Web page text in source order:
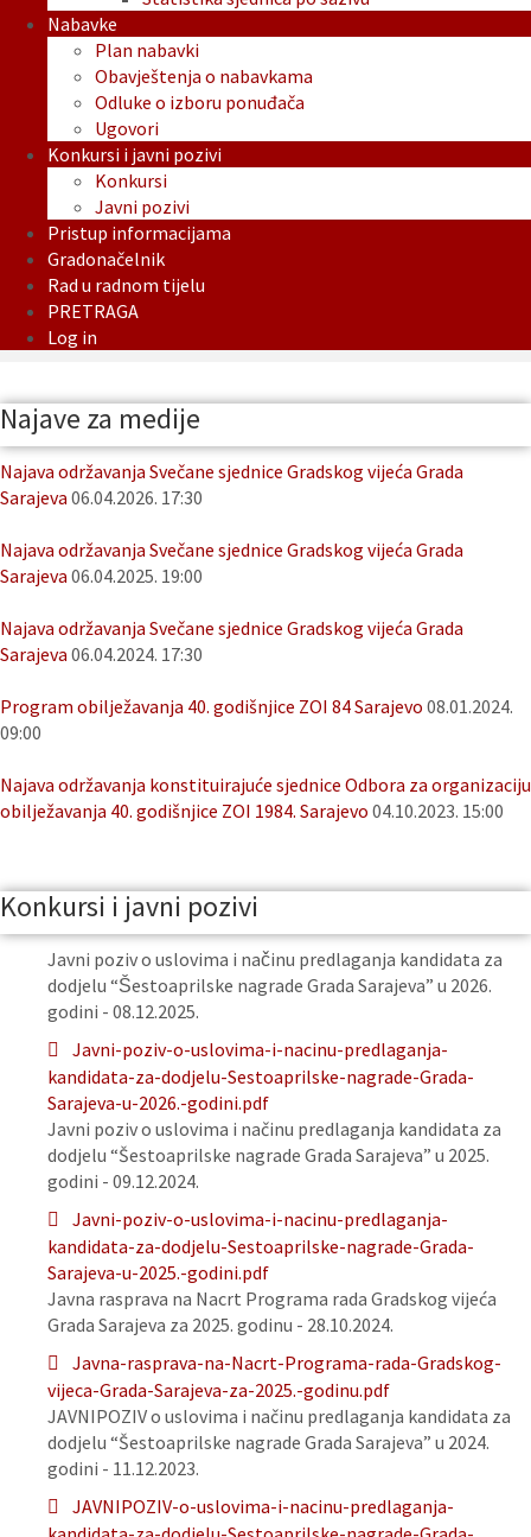
Nabavke
Plan nabavki
Obavještenja o nabavkama
Odluke o izboru ponuđača
Ugovori
Konkursi i javni pozivi
Konkursi
Javni pozivi
Pristup informacijama
Gradonačelnik
Rad u radnom tijelu
PRETRAGA
Log in
Najave za medije
Najava održavanja Svečane sjednice Gradskog vijeća Grada
Sarajeva 06.04.2026. 17:30
Najava održavanja Svečane sjednice Gradskog vijeća Grada
Sarajeva 06.04.2025. 19:00
Najava održavanja Svečane sjednice Gradskog vijeća Grada
Sarajeva 06.04.2024. 17:30
Program obilježavanja 40. godišnjice ZOI 84 Sarajevo 08.01.2024.
09:00
Najava održavanja konstituirajuće sjednice Odbora za organizaciju
obilježavanja 40. godišnjice ZOI 1984. Sarajevo 04.10.2023. 15:00
Konkursi i javni pozivi
Javni poziv o uslovima i načinu predlaganja kandidata za
dodjelu “Šestoaprilske nagrade Grada Sarajeva” u 2026.
godini - 08.12.2025.
Javni-poziv-o-uslovima-i-nacinu-predlaganja-
kandidata-za-dodjelu-Sestoaprilske-nagrade-Grada-
Sarajeva-u-2026.-godini.pdf
Javni poziv o uslovima i načinu predlaganja kandidata za
dodjelu “Šestoaprilske nagrade Grada Sarajeva” u 2025.
godini - 09.12.2024.
Javni-poziv-o-uslovima-i-nacinu-predlaganja-
kandidata-za-dodjelu-Sestoaprilske-nagrade-Grada-
Sarajeva-u-2025.-godini.pdf
Javna rasprava na Nacrt Programa rada Gradskog vijeća
Grada Sarajeva za 2025. godinu - 28.10.2024.
Javna-rasprava-na-Nacrt-Programa-rada-Gradskog-
vijeca-Grada-Sarajeva-za-2025.-godinu.pdf
JAVNIPOZIV o uslovima i načinu predlaganja kandidata za
dodjelu “Šestoaprilske nagrade Grada Sarajeva” u 2024.
godini - 11.12.2023.
JAVNIPOZIV-o-uslovima-i-nacinu-predlaganja-